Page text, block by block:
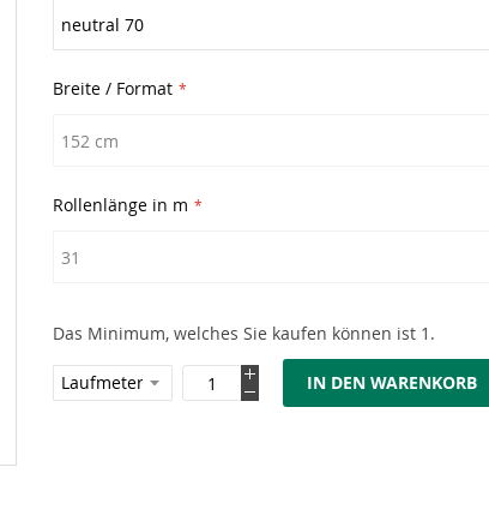
Breite / Format
Rollenlänge in m
Das Minimum, welches Sie kaufen können ist 1.
IN DEN WARENKORB